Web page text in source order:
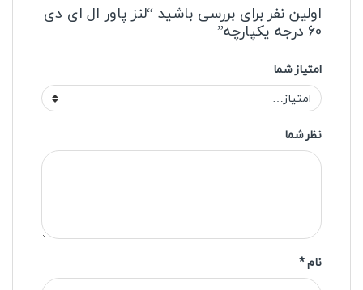
اولین نفر برای بررسی باشید “لنز پاور ال ای دی
60 درجه یکپارچه”
امتیاز شما
نظر شما
نام*